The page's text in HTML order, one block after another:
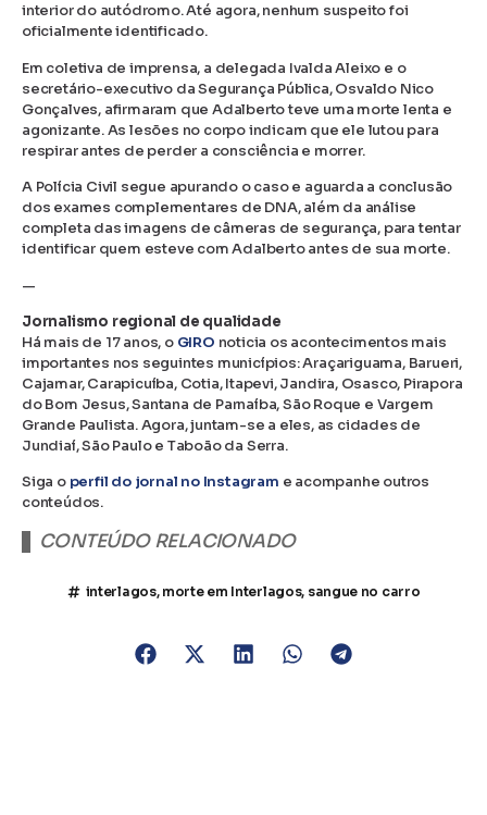
interior do autódromo. Até agora, nenhum suspeito foi
oficialmente identificado.
Em coletiva de imprensa, a delegada Ivalda Aleixo e o
secretário-executivo da Segurança Pública, Osvaldo Nico
Gonçalves, afirmaram que Adalberto teve uma morte lenta e
agonizante. As lesões no corpo indicam que ele lutou para
respirar antes de perder a consciência e morrer.
A Polícia Civil segue apurando o caso e aguarda a conclusão
dos exames complementares de DNA, além da análise
completa das imagens de câmeras de segurança, para tentar
identificar quem esteve com Adalberto antes de sua morte.
—
Jornalismo regional de qualidade
Há mais de 17 anos, o GIRO noticia os acontecimentos mais
importantes nos seguintes municípios: Araçariguama, Barueri,
Cajamar, Carapicuíba, Cotia, Itapevi, Jandira, Osasco, Pirapora
do Bom Jesus, Santana de Parnaíba, São Roque e Vargem
Grande Paulista. Agora, juntam-se a eles, as cidades de
Jundiaí, São Paulo e Taboão da Serra.
Siga o perfil do jornal no Instagram e acompanhe outros
conteúdos.
CONTEÚDO RELACIONADO
interlagos, morte em Interlagos, sangue no carro